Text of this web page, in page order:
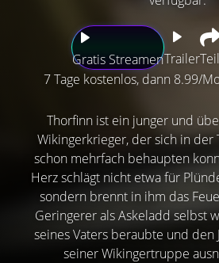
Gratis StreamenTrailer
7 Tage kostenlos, dann 8.99/
Thorfinn ist ein junger und
Wikingerkrieger, der sich in der
schon mehrfach behaupten
Herz schlägt nicht etwa für
sondern brennt in ihm das
Geringerer als Askeladd selbst
seines Vaters beraubte und den
seiner Wikingertruppe